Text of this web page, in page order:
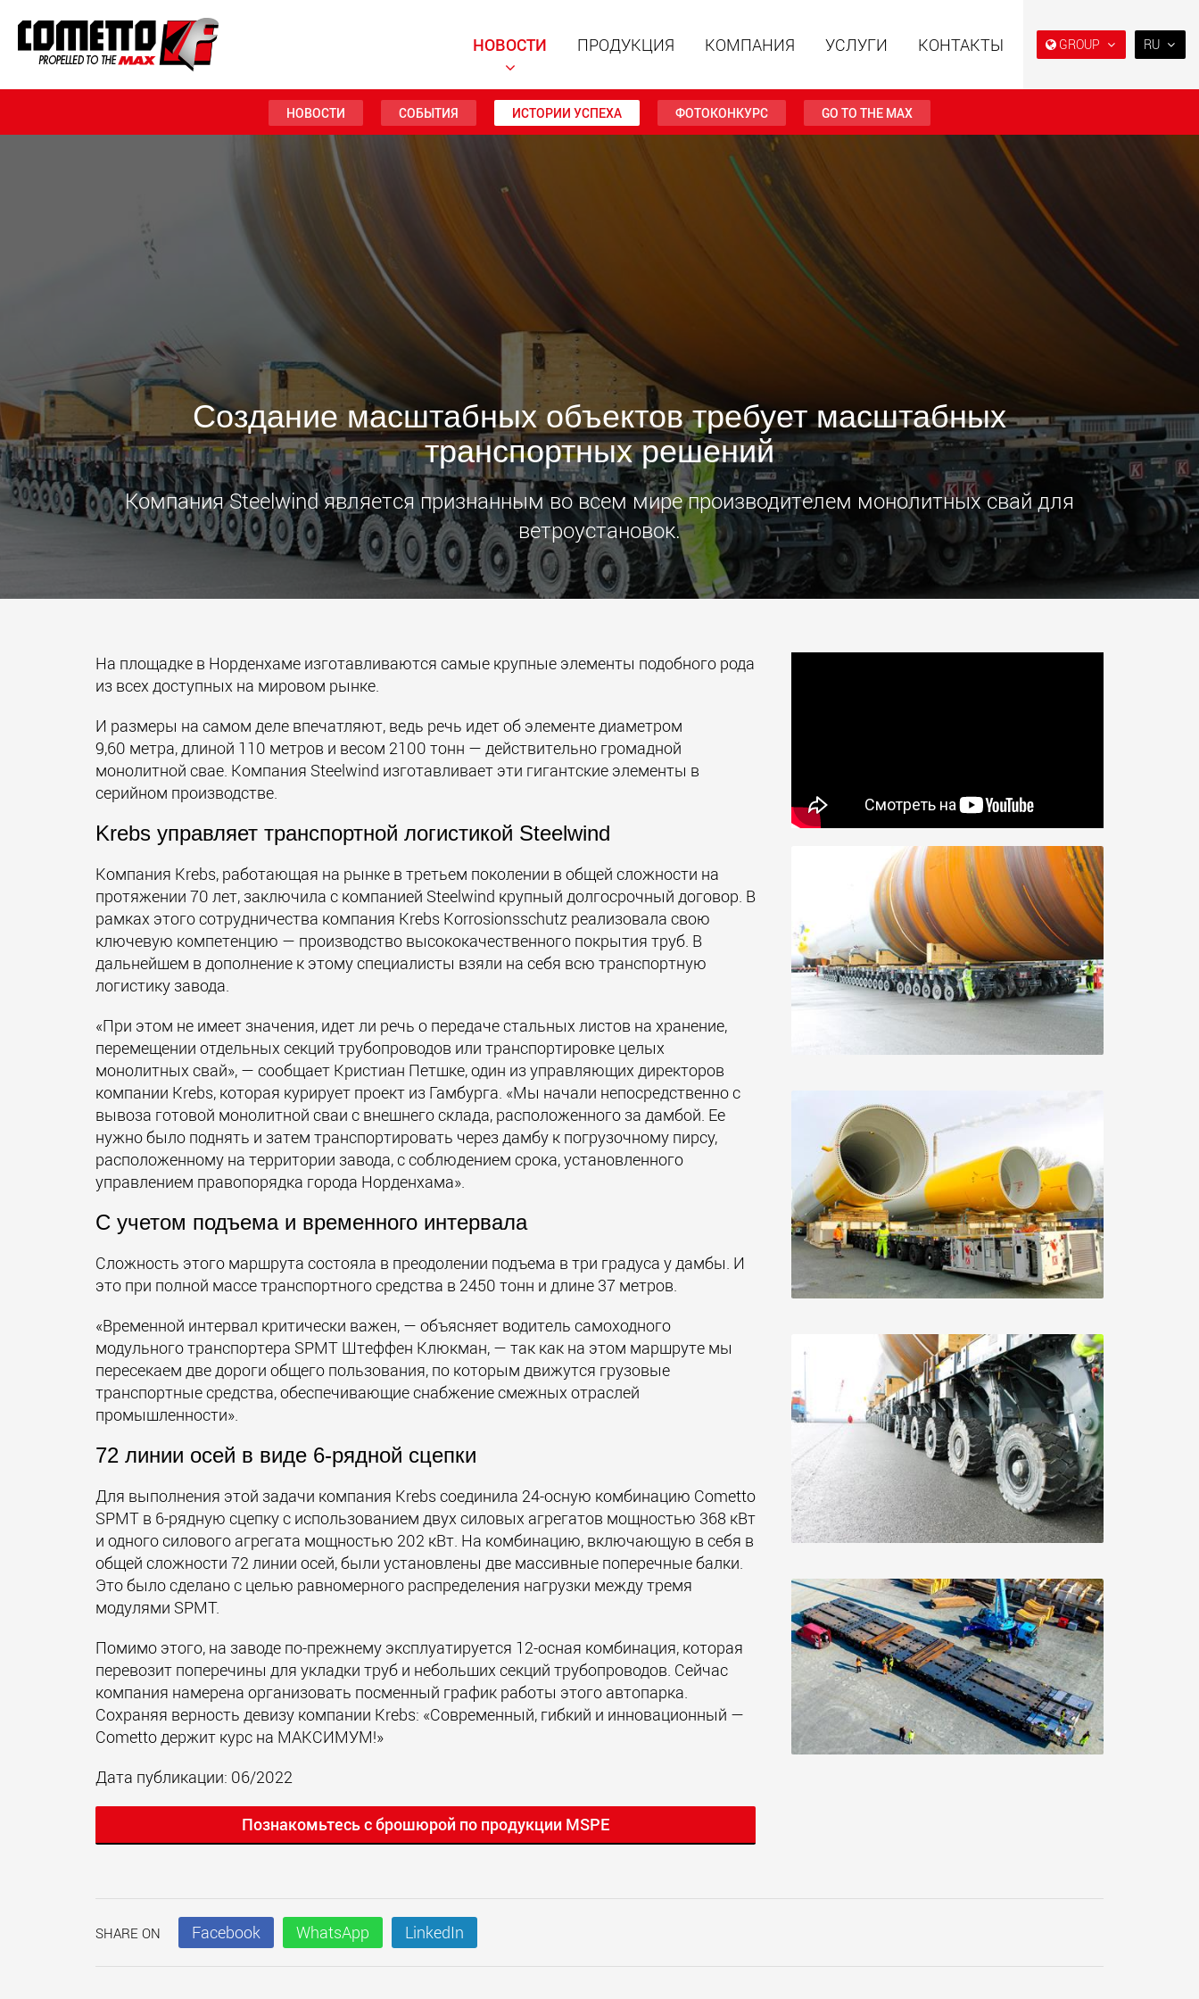
GROUP
Специальные прицепы с
модульной конструкцией
для полезной нагрузки от
15 т до 123 т
www.maxtrailer.eu
Специальные прицепы
для, разработанные для
рынка США
www.maxtrailer.us
Специальные прицепы для
полезной нагрузки от 20 т транспортные средства с
питанием и
грузоподъёмностью от 5 т
www.morello.eu.com
Электрические
транспортные средства
для лёгких грузовых
классов в США
www.morello.us.com
SPMT и промышленные
транспортные средства
для грузов до 25 000 т и
более
www.cometto.com
RU
НОВОСТИ ПРОДУКЦИЯ КОМПАНИЯ УСЛУГИ КОНТАКТЫ
НОВОСТИ СОБЫТИЯ ИСТОРИИ УСПЕХА ФОТОКОНКУРС GO TO THE MAX
Создание масштабных объектов требует масштабных
транспортных решений
Компания Steelwind является признанным во всем мире производителем монолитных свай для
ветроустановок.
На площадке в Норденхаме изготавливаются самые крупные элементы подобного рода
из всех доступных на мировом рынке.
И размеры на самом деле впечатляют, ведь речь идет об элементе диаметром
9,60 метра, длиной 110 метров и весом 2100 тонн — действительно громадной
монолитной свае. Компания Steelwind изготавливает эти гигантские элементы в
серийном производстве.
Krebs управляет транспортной логистикой Steelwind
Компания Krebs, работающая на рынке в третьем поколении в общей сложности на
протяжении 70 лет, заключила с компанией Steelwind крупный долгосрочный договор. В
рамках этого сотрудничества компания Krebs Korrosionsschutz реализовала свою
ключевую компетенцию — производство высококачественного покрытия труб. В
дальнейшем в дополнение к этому специалисты взяли на себя всю транспортную
логистику завода.
«При этом не имеет значения, идет ли речь о передаче стальных листов на хранение,
перемещении отдельных секций трубопроводов или транспортировке целых
монолитных свай», — сообщает Кристиан Петшке, один из управляющих директоров
компании Krebs, которая курирует проект из Гамбурга. «Мы начали непосредственно с
вывоза готовой монолитной сваи с внешнего склада, расположенного за дамбой. Ее
нужно было поднять и затем транспортировать через дамбу к погрузочному пирсу,
расположенному на территории завода, с соблюдением срока, установленного
управлением правопорядка города Норденхама».
С учетом подъема и временного интервала
Сложность этого маршрута состояла в преодолении подъема в три градуса у дамбы. И
это при полной массе транспортного средства в 2450 тонн и длине 37 метров.
«Временной интервал критически важен, — объясняет водитель самоходного
модульного транспортера SPMT Штеффен Клюкман, — так как на этом маршруте мы
пересекаем две дороги общего пользования, по которым движутся грузовые
транспортные средства, обеспечивающие снабжение смежных отраслей
промышленности».
72 линии осей в виде 6-рядной сцепки
Для выполнения этой задачи компания Krebs соединила 24-осную комбинацию Cometto
SPMT в 6-рядную сцепку с использованием двух силовых агрегатов мощностью 368 кВт
и одного силового агрегата мощностью 202 кВт. На комбинацию, включающую в себя в
общей сложности 72 линии осей, были установлены две массивные поперечные балки.
Это было сделано с целью равномерного распределения нагрузки между тремя
модулями SPMT.
Помимо этого, на заводе по-прежнему эксплуатируется 12-осная комбинация, которая
перевозит поперечины для укладки труб и небольших секций трубопроводов. Сейчас
компания намерена организовать посменный график работы этого автопарка.
Сохраняя верность девизу компании Krebs: «Современный, гибкий и инновационный —
Cometto держит курс на МАКСИМУМ!»
Дата публикации: 06/2022
Познакомьтесь с брошюрой по продукции MSPE
SHARE ON Facebook WhatsApp LinkedIn